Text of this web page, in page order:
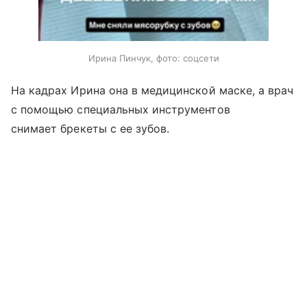
Ирина Пинчук, фото: соцсети
На кадрах Ирина она в медицинской маске, а врач
с помощью специальных инструментов
снимает брекеты с ее зубов.